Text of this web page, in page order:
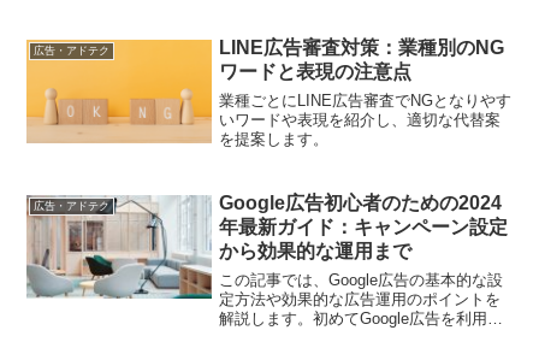
広告・アドテク
LINE広告審査対策：業種別のNG
ワードと表現の注意点
業種ごとにLINE広告審査でNGとなりやす
いワードや表現を紹介し、適切な代替案
を提案します。
広告・アドテク
Google広告初心者のための2024
年最新ガイド：キャンペーン設定
から効果的な運用まで
この記事では、Google広告の基本的な設
定方法や効果的な広告運用のポイントを
解説します。初めてGoogle広告を利用す